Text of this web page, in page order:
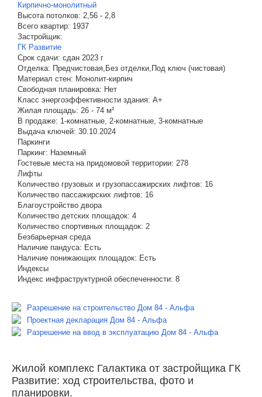
Кирпично-монолитный
Высота потолков: 2,56 - 2,8
Всего квартир: 1937
Застройщик:
ГК Развитие
Срок сдачи: сдан 2023 г
Отделка: Предчистовая,Без отделки,Под ключ (чистовая)
Материал стен: Монолит-кирпич
Свободная планировка: Нет
Класс энергоэффективности здания: A+
Жилая площадь: 26 - 74 м²
В продаже: 1-комнатные, 2-комнатные, 3-комнатные
Выдача ключей: 30.10.2024
Паркинги
Паркинг: Наземный
Гостевые места на придомовой территории: 278
Лифты
Количество грузовых и грузопассажирских лифтов: 16
Количество пассажирских лифтов: 16
Благоустройство двора
Количество детских площадок: 4
Количество спортивных площадок: 2
Безбарьерная среда
Наличие пандуса: Есть
Наличие понижающих площадок: Есть
Индексы
Индекс инфраструктурной обеспеченности: 8
Разрешение на строительство Дом 84 - Альфа
Проектная декларация Дом 84 - Альфа
Разрешение на ввод в эксплуатацию Дом 84 - Альфа
Жилой комплекс Галактика от застройщика ГК
Развитие: ход строительства, фото и
планировки.